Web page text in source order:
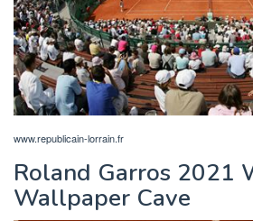
www.republicain-lorrain.fr
Roland Garros 2021
Wallpaper Cave